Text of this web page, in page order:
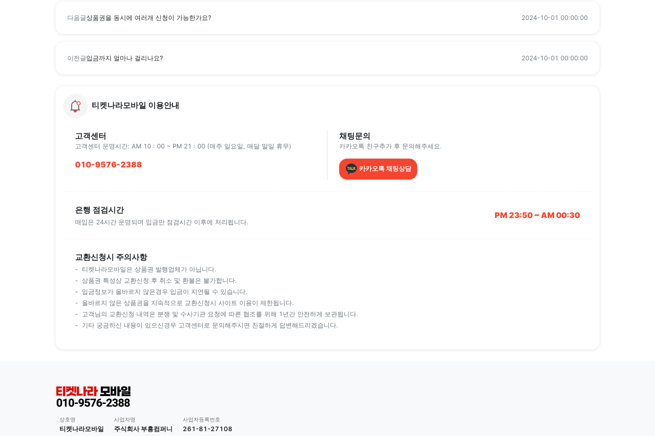
다음글상품권을 동시에 여러개 신청이 가능한가요? 2024-10-01 00:00:00
이전글입금까지 얼마나 걸리나요? 2024-10-01 00:00:00
티켓나라모바일 이용안내
고객센터
고객센터 운영시간: AM 10 : 00 ~ PM 21 : 00 (매주 일요일, 매달 말일 휴무)
010-9576-2388
채팅문의
카카오톡 친구추가 후 문의해주세요.
카카오톡 채팅상담
은행 점검시간
매입은 24시간 운영되며 입금만 점검시간 이후에 처리됩니다.
PM 23:50 ~ AM 00:30
교환신청시 주의사항
티켓나라모바일은 상품권 발행업체가 아닙니다.
상품권 특성상 교환신청 후 취소 및 환불은 불가합니다.
입금정보가 올바르지 않은경우 입금이 지연될 수 있습니다.
올바르지 않은 상품권을 지속적으로 교환신청시 사이트 이용이 제한됩니다.
고객님의 교환신청 내역은 분쟁 및 수사기관 요청에 따른 협조를 위해 1년간 안전하게 보관됩니다.
기타 궁금하신 내용이 있으신경우 고객센터로 문의해주시면 친절하게 답변해드리겠습니다.
상호명
티켓나라모바일
사업자명
주식회사 부흥컴퍼니
사업자등록번호
261-81-27108